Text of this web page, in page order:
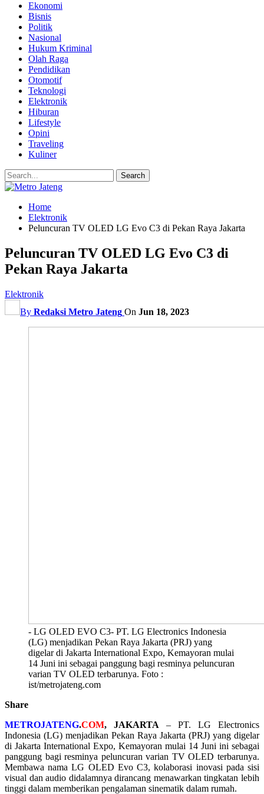
Ekonomi
Bisnis
Politik
Nasional
Hukum Kriminal
Olah Raga
Pendidikan
Otomotif
Teknologi
Elektronik
Hiburan
Lifestyle
Opini
Traveling
Kuliner
Home
Elektronik
Peluncuran TV OLED LG Evo C3 di Pekan Raya Jakarta
Peluncuran TV OLED LG Evo C3 di
Pekan Raya Jakarta
Elektronik
By Redaksi Metro Jateng On Jun 18, 2023
- LG OLED EVO C3- PT. LG Electronics Indonesia
(LG) menjadikan Pekan Raya Jakarta (PRJ) yang
digelar di Jakarta International Expo, Kemayoran mulai
14 Juni ini sebagai panggung bagi resminya peluncuran
varian TV OLED terbarunya. Foto :
ist/metrojateng.com
Share
METROJATENG.COM, JAKARTA – PT. LG Electronics
Indonesia (LG) menjadikan Pekan Raya Jakarta (PRJ) yang digelar
di Jakarta International Expo, Kemayoran mulai 14 Juni ini sebagai
panggung bagi resminya peluncuran varian TV OLED terbarunya.
Membawa nama LG OLED Evo C3, kolaborasi inovasi pada sisi
visual dan audio didalamnya dirancang menawarkan tingkatan lebih
tinggi dalam memberikan pengalaman sinematik dalam rumah.